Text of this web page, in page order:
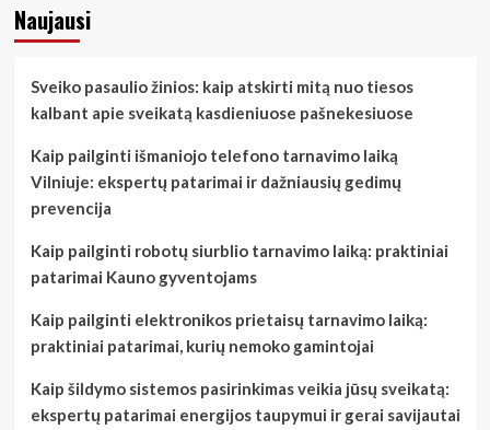
Naujausi
Sveiko pasaulio žinios: kaip atskirti mitą nuo tiesos
kalbant apie sveikatą kasdieniuose pašnekesiuose
Kaip pailginti išmaniojo telefono tarnavimo laiką
Vilniuje: ekspertų patarimai ir dažniausių gedimų
prevencija
Kaip pailginti robotų siurblio tarnavimo laiką: praktiniai
patarimai Kauno gyventojams
Kaip pailginti elektronikos prietaisų tarnavimo laiką:
praktiniai patarimai, kurių nemoko gamintojai
Kaip šildymo sistemos pasirinkimas veikia jūsų sveikatą:
ekspertų patarimai energijos taupymui ir gerai savijautai